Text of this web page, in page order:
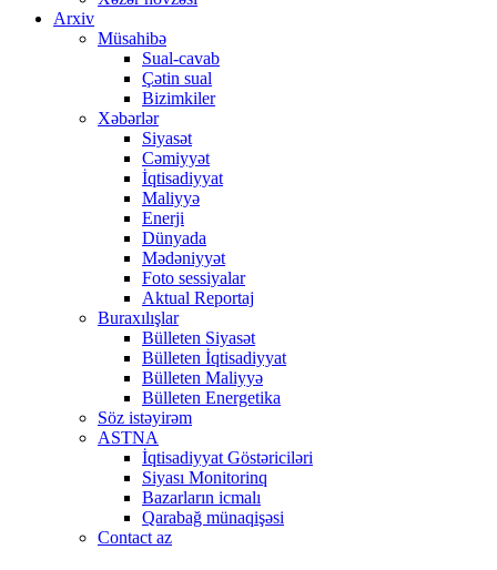
Arxiv
Müsahibə
Sual-cavab
Çətin sual
Bizimkiler
Xəbərlər
Siyasət
Cəmiyyət
İqtisadiyyat
Maliyyə
Enerji
Dünyada
Mədəniyyət
Foto sessiyalar
Aktual Reportaj
Buraxılışlar
Bülleten Siyasət
Bülleten İqtisadiyyat
Bülleten Maliyyə
Bülleten Energetika
Söz istəyirəm
ASTNA
İqtisadiyyat Göstəriciləri
Siyası Monitorinq
Bazarların icmalı
Qarabağ münaqişəsi
Contact az